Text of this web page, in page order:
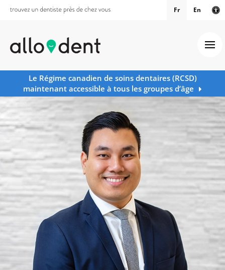
Fr En
Le Régime canadien de soins dentaires (RCSD)
maintenant accessible à tous les groupes d’âge